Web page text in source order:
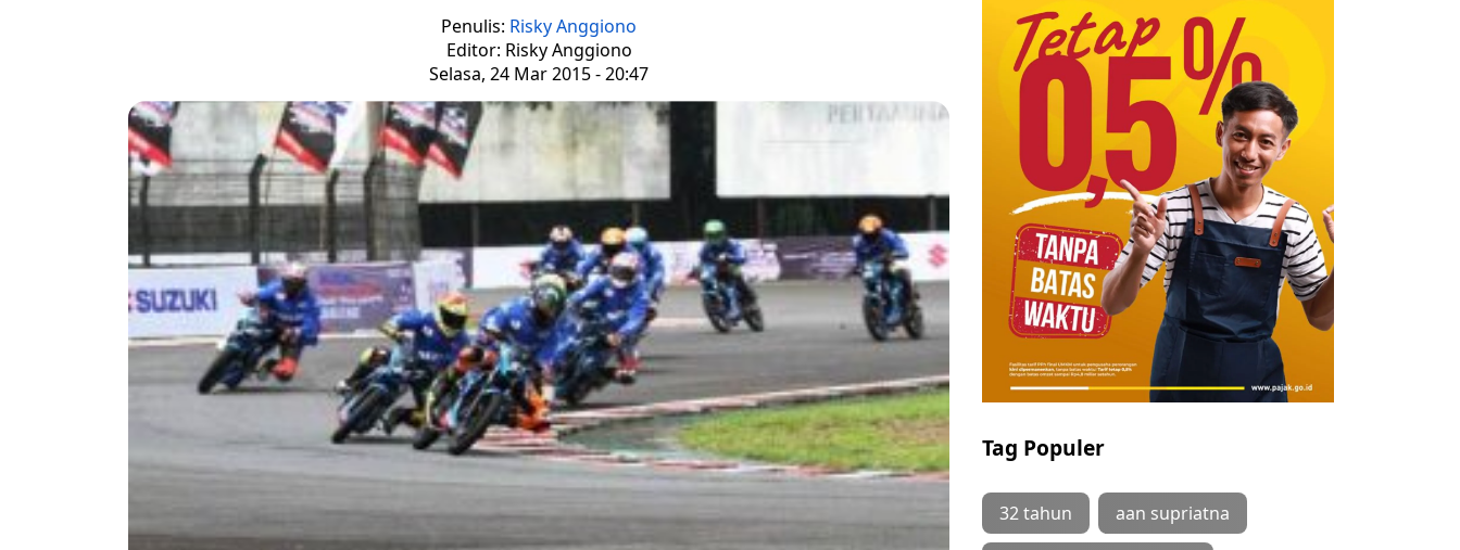
Penulis: Risky Anggiono
Editor: Risky Anggiono
Selasa, 24 Mar 2015 - 20:47
Tag Populer
32 tahun aan supriatna